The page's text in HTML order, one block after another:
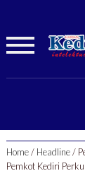
Home/ Headline/
Pemkot Kediri